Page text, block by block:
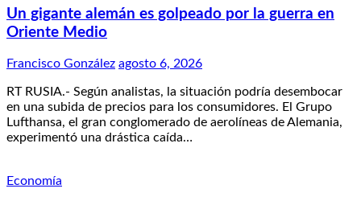
Un gigante alemán es golpeado por la guerra en
Oriente Medio
Francisco González agosto 6, 2026
RT RUSIA.- Según analistas, la situación podría desembocar
en una subida de precios para los consumidores. El Grupo
Lufthansa, el gran conglomerado de aerolíneas de Alemania,
experimentó una drástica caída…
Economía